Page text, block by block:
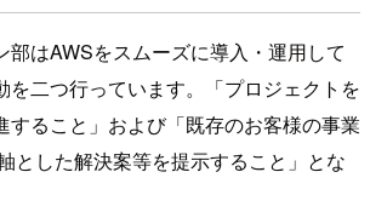
部はAWSをスムーズに導入・運用して
を二つ行っています。「プロジェクトを
すること」および「既存のお客様の事業
とした解決案等を提示すること」とな